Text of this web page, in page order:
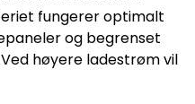
fungerer optimalt
og begrenset
høyere ladestrøm vil